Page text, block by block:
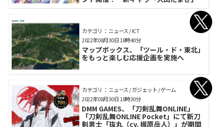
「白雪みしろ」が登場
カテゴリ： ニュース / ICT
マップボックス、「ツール・ド・東北」
をもっと楽しむ応援企画を実施へ
2022年08月30日 18時40分
カテゴリ： ニュース / ガジェット / ゲーム
DMM GAMES、「刀剣乱舞ONLINE」
「刀剣乱舞ONLINE Pocket」にて新刀
剣男士「抜丸（cv. 梶原岳人）」が期間
2022年08月30日 18時30分